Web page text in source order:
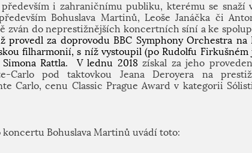
i zahraničnímu publiku, kterému se snaží
Bohuslava Martinů, Leoše Janáčka či
zván do neprestižnějších koncertních síní a ke
provedl za doprovodu BBC Symphony Orchestra na
filharmonií, s níž vystoupil (po Rudolfu Firkušném
Rattla.
V lednu 2018získal za jeho
Carlo pod taktovkou Jeana Deroyera na
Carlo, cenu Classic Prague Award v kategorii
Bohuslava Martinů uvádí toto: